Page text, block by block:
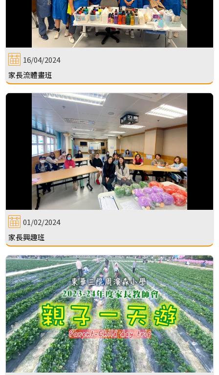
16/04/2024
家長流體畫班
01/02/2024
家長興趣班